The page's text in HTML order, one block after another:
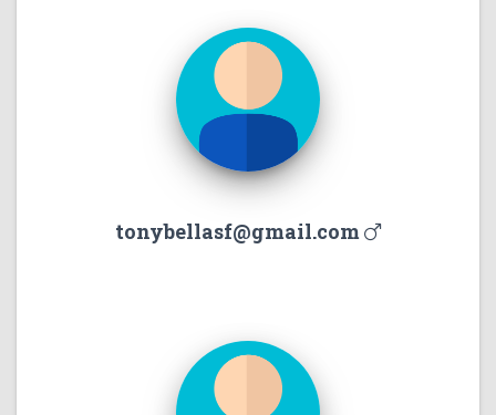
tonybellasf@gmail.com